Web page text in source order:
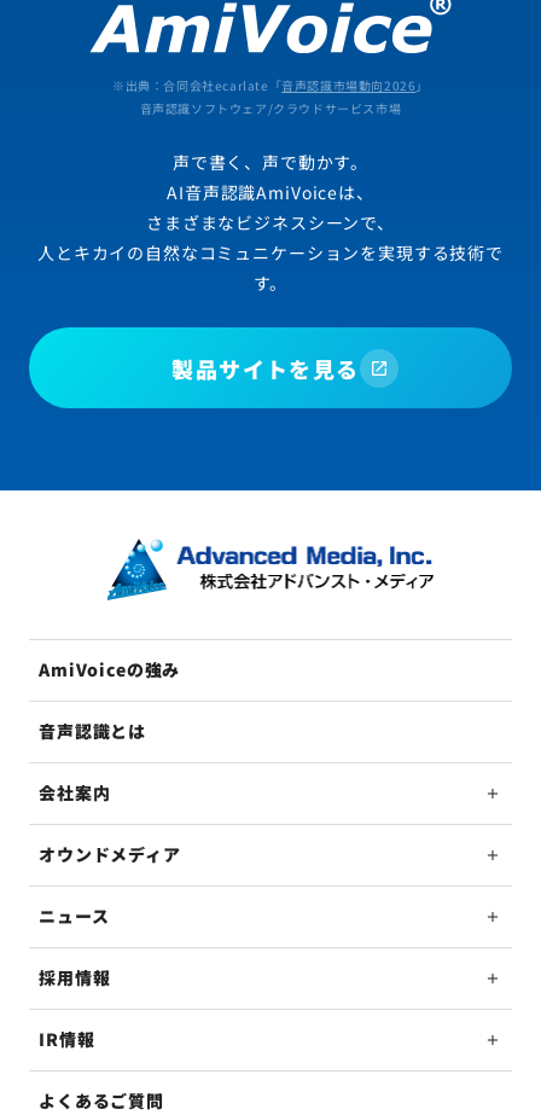
※出典：合同会社ecarlate「音声認識市場動向2026 」
音声認識ソフトウェア/クラウドサービス市場
声で書く、声で動かす。
AI音声認識AmiVoiceは、
さまざまなビジネスシーンで、
人とキカイの自然なコミュニケーションを実現する技術で
す。
製品サイトを見る
AmiVoiceの強み
音声認識とは
会社案内
オウンドメディア
ニュース
採用情報
IR情報
よくあるご質問